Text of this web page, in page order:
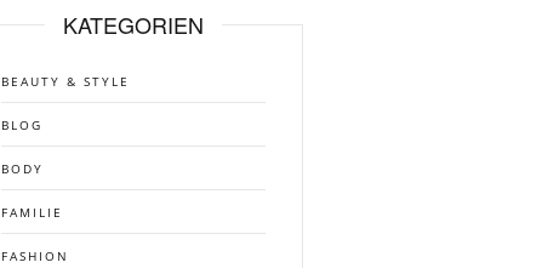
KATEGORIEN
BEAUTY & STYLE
BLOG
BODY
FAMILIE
FASHION